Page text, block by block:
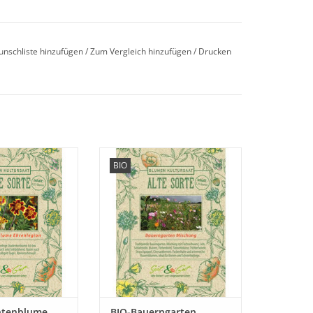
einen angenehmen, süßen und blumigen
hinzufügen/Zum Vergleich hinzufügen/ Drucken
unsere seltene,
in Vergessenheit
ist!
HINZUFÜGEN
BIO
Erleben Sie unsere
Bauerngarten Mischung
mit seltenen, historischen
Blumen wieder, die fast in
Vergessenheit geraten sind!
ZUM WARENKORB HINZUFÜGEN